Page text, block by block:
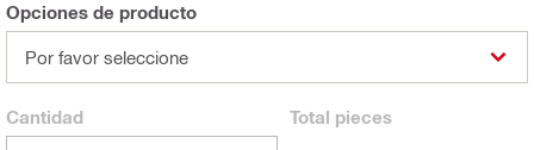
Opciones de producto
Por favor seleccione
Cantidad Total pieces